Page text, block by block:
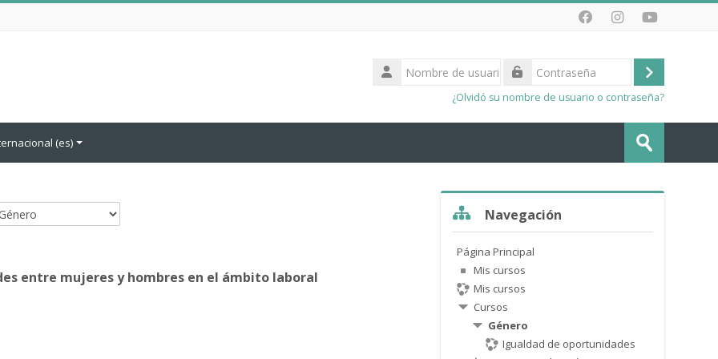
Nombre
de
Acceder
¿Olvidó su nombre de usuario o contraseña?
‎(es)‎ Enviar
entre mujeres y hombres en el ámbito laboral
Navegación
Página Principal
Mis cursos
Mis cursos
Cursos
Género
Igualdad de oportunidades